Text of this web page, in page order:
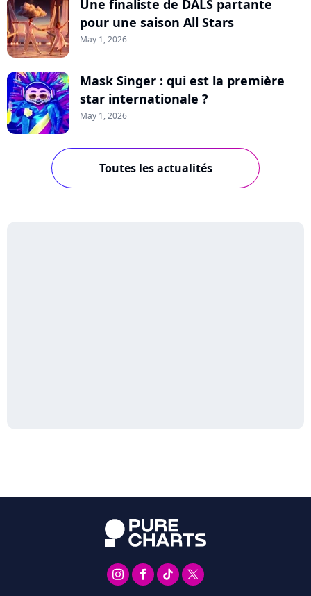
Une finaliste de DALS partante
pour une saison All Stars
May 1, 2026
Mask Singer : qui est la première
star internationale ?
May 1, 2026
Toutes les actualités